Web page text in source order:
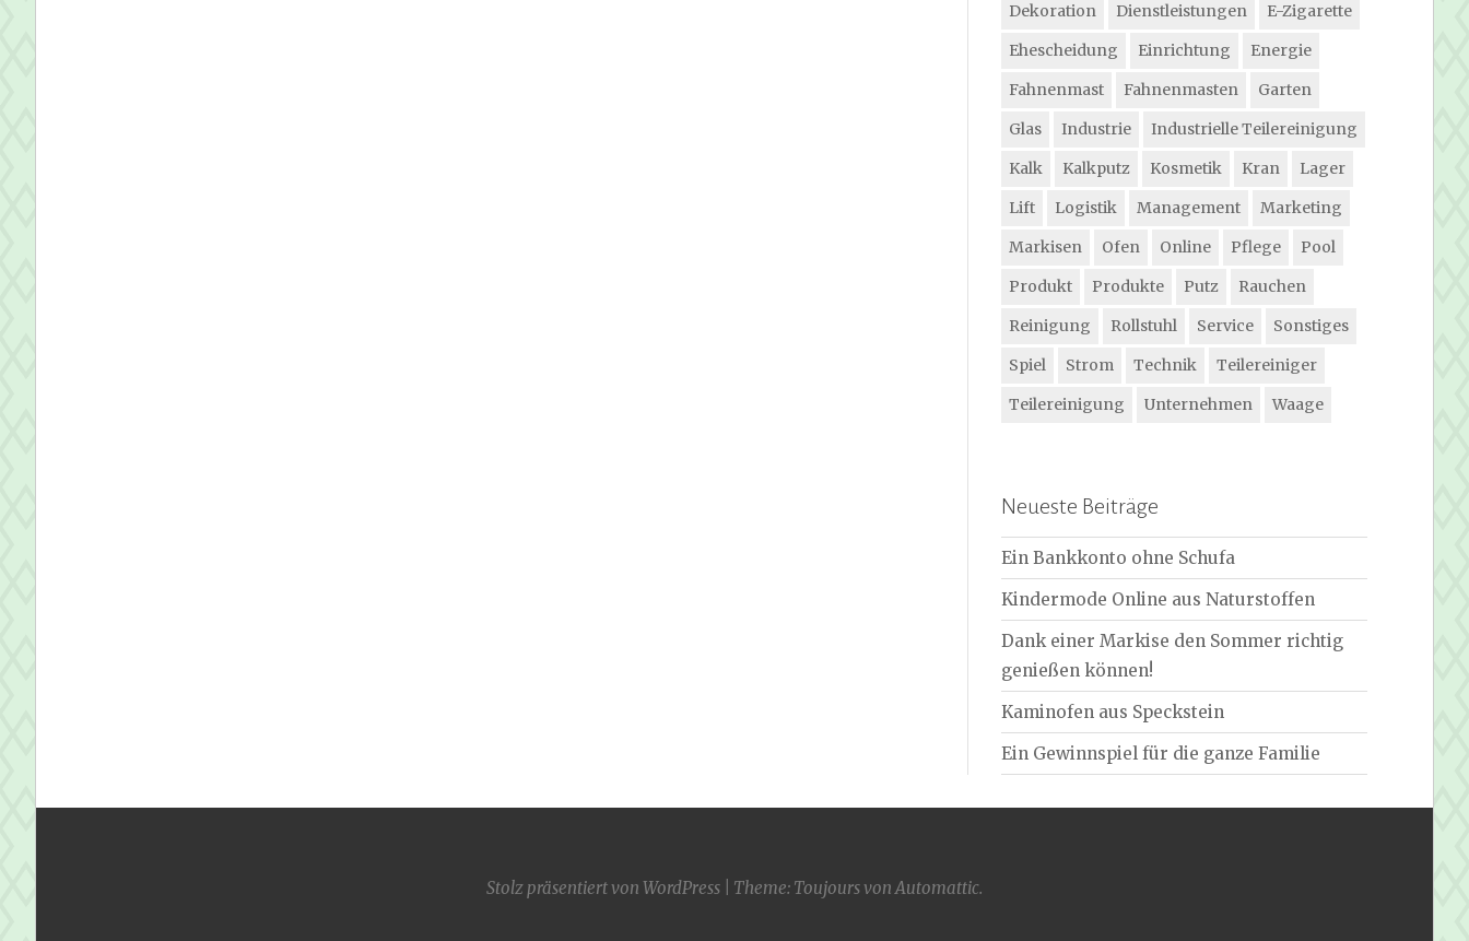
Dekoration
Dienstleistungen
E-Zigarette
Ehescheidung
Einrichtung
Energie
Fahnenmast
Fahnenmasten
Garten
Glas
Industrie
Industrielle Teilereinigung
Kalk
Kalkputz Kosmetik Kran
Lager
Lift
Logistik Management
Marketing
Markisen
Ofen Online Pflege
Pool
Produkt
Produkte Putz
Rauchen
Reinigung
Rollstuhl Service
Sonstiges
Spiel
Strom Technik
Teilereiniger
Teilereinigung
Unternehmen Waage
Neueste Beiträge
Ein Bankkonto ohne Schufa
Kindermode Online aus Naturstoffen
Dank einer Markise den Sommer richtig
genießen können!
Kaminofen aus Speckstein
Ein Gewinnspiel für die ganze Familie
Stolz präsentiert von WordPress Theme: Toujours vonAutomattic.